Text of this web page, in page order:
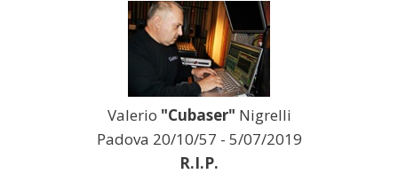
Valerio "Cubaser" Nigrelli
Padova 20/10/57 - 5/07/2019
R.I.P.